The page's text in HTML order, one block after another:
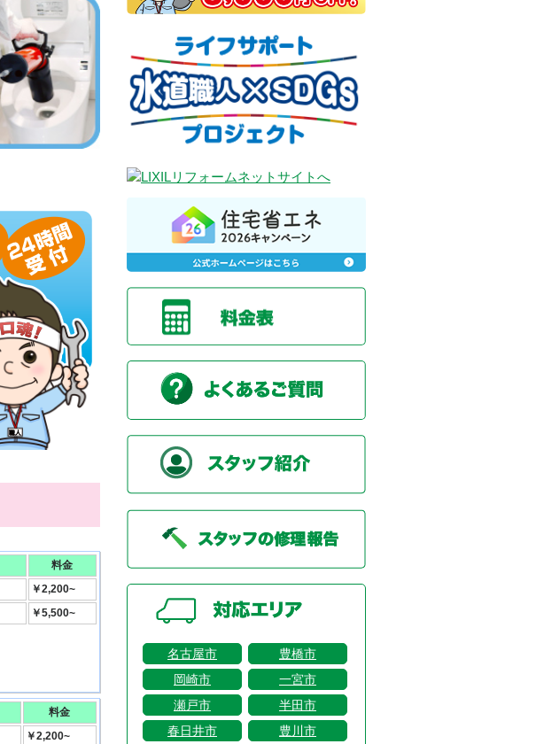
料金
￥2,200~
￥5,500~
料金
￥2,200~
名古屋市
豊橋市
岡崎市
一宮市
瀬戸市
半田市
春日井市
豊川市